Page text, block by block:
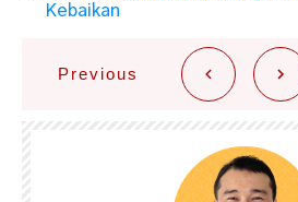
Kebaikan
Previous